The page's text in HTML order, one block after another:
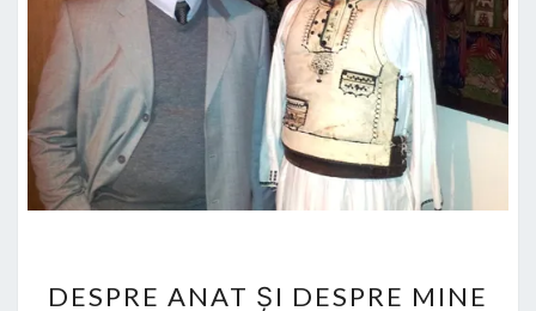
ANAT
DESPRE ANAT ŞI DESPRE MINE